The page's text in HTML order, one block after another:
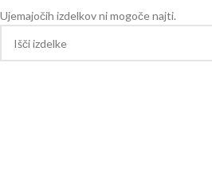
Ujemajočih izdelkov ni mogoče najti.